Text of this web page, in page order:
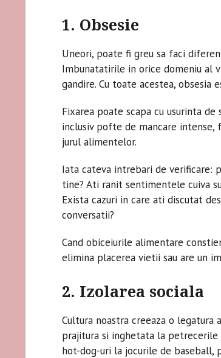
1. Obsesie
Uneori, poate fi greu sa faci
Imbunatatirile in orice domeniu al
gandire. Cu toate acestea,
Fixarea poate scapa cu usurinta
inclusiv pofte de mancare
jurul alimentelor.
Iata cateva intrebari de verificare:
tine? Ati ranit sentimentele cuiva
Exista cazuri in care ati discutat
conversatii?
Cand obiceiurile alimentare
elimina placerea vietii sau are un
2. Izolarea sociala
Cultura noastra creeaza o
prajitura si inghetata la petrecerile
hot-dog-uri la jocurile de baseball,